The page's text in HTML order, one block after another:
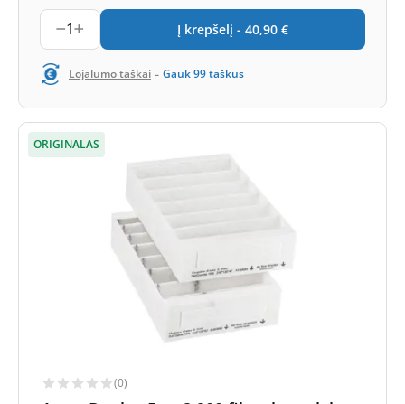
1 Į krepšelį - 40,90 €
Lojalumo taškai - Gauk99taškus
ORIGINALAS
(0)